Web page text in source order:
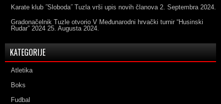
Karate klub ˝Sloboda˝ Tuzla vrši upis novih članova 2. Septembra 2024.
Gradonačelnik Tuzle otvorio V Međunarodni hrvački turnir “Husinski
Rudar” 2024 25. Augusta 2024.
KATEGORIJE
Atletika
Boks
Fudbal